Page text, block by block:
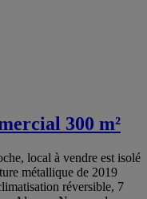
300 m²
local à vendre est isolé
métallique de 2019
réversible, 7